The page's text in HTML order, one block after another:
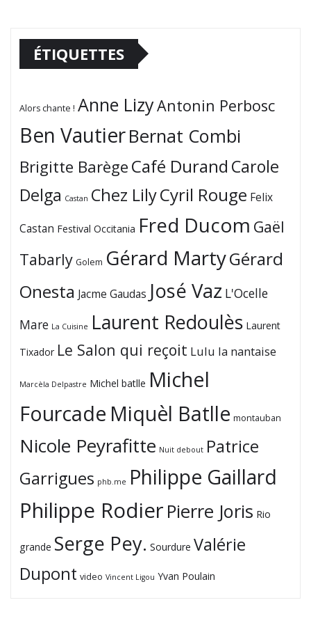
ÉTIQUETTES
Alors chante ! Anne LizyAntonin Perbosc
Ben VautierBernat Combi
Brigitte BarègeCafé Durand Carole
Delga Castan Chez LilyCyril Rouge Felix
Castan Festival Occitania Fred Ducom Gaël
Tabarly Golem Gérard MartyGérard
Onesta Jacme Gaudas José Vaz L'Ocelle
Mare La Cuisine Laurent Redoulès Laurent
Tixador Le Salon qui reçoit Lulu la nantaise
Marcèla Delpastre Michel batlle Michel
Fourcade Miquèl Batlle montauban
Nicole Peyrafitte Nuit debout Patrice
Garrigues phb.me Philippe Gaillard
Philippe Rodier Pierre Joris Rio
grande Serge Pey. Sourdure Valérie
Dupont video Vincent Ligou Yvan Poulain